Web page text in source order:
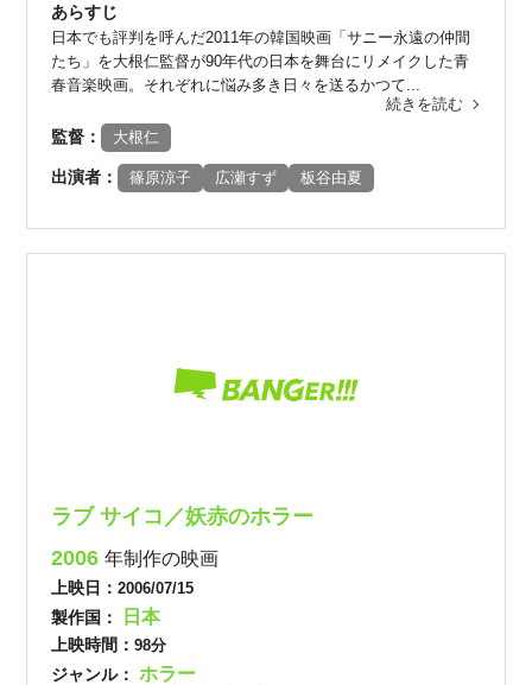
あらすじ
日本でも評判を呼んだ2011年の韓国映画「サニー永遠の仲間
たち」を大根仁監督が90年代の日本を舞台にリメイクした青
春音楽映画。それぞれに悩み多き日々を送るかつて...
続きを読む
監督： 大根仁
出演者： 篠原涼子 広瀬すず 板谷由夏
ラブ サイコ／妖赤のホラー
2006年制作の映画
上映日：2006/07/15
製作国： 日本
上映時間：98分
ジャンル：ホラー